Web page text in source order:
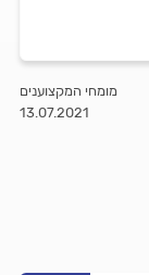
מומחי המקצוענים
13.07.2021